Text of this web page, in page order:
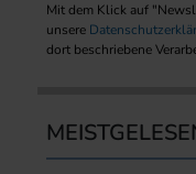
Mit dem Klick auf
unsere
dort beschriebene